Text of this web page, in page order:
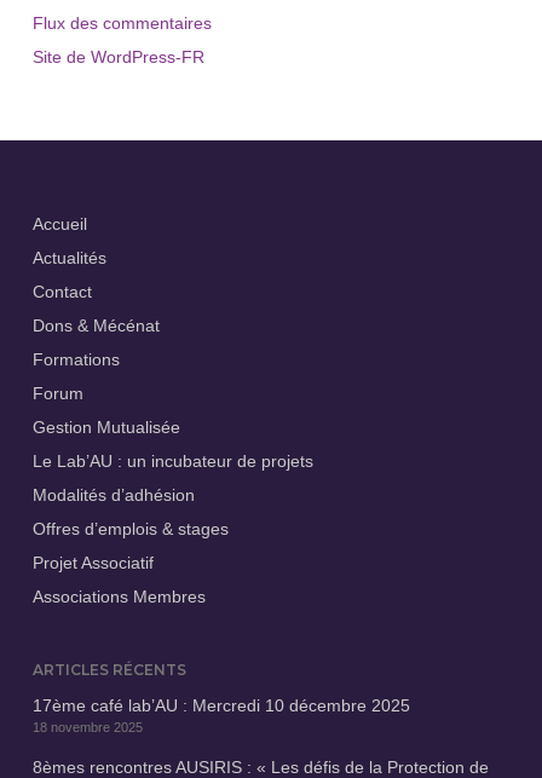
Flux des commentaires
Site de WordPress-FR
Accueil
Actualités
Contact
Dons & Mécénat
Formations
Forum
Gestion Mutualisée
Le Lab’AU : un incubateur de projets
Modalités d’adhésion
Offres d’emplois & stages
Projet Associatif
Associations Membres
ARTICLES RÉCENTS
17ème café lab’AU : Mercredi 10 décembre 2025
18 novembre 2025
8èmes rencontres AUSIRIS : « Les défis de la Protection de